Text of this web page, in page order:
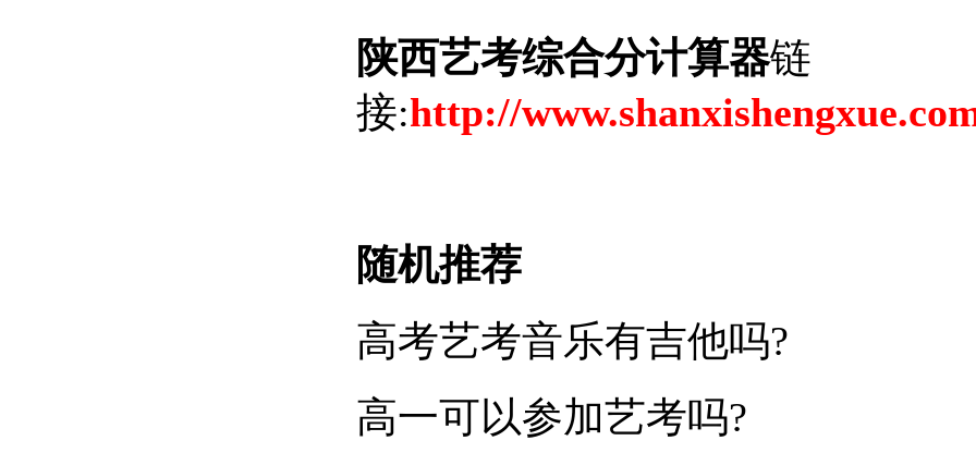
陕西艺考综合分计算器链
接:http://
随机推荐
高考艺考音乐有吉他吗?
高一可以参加艺考吗?